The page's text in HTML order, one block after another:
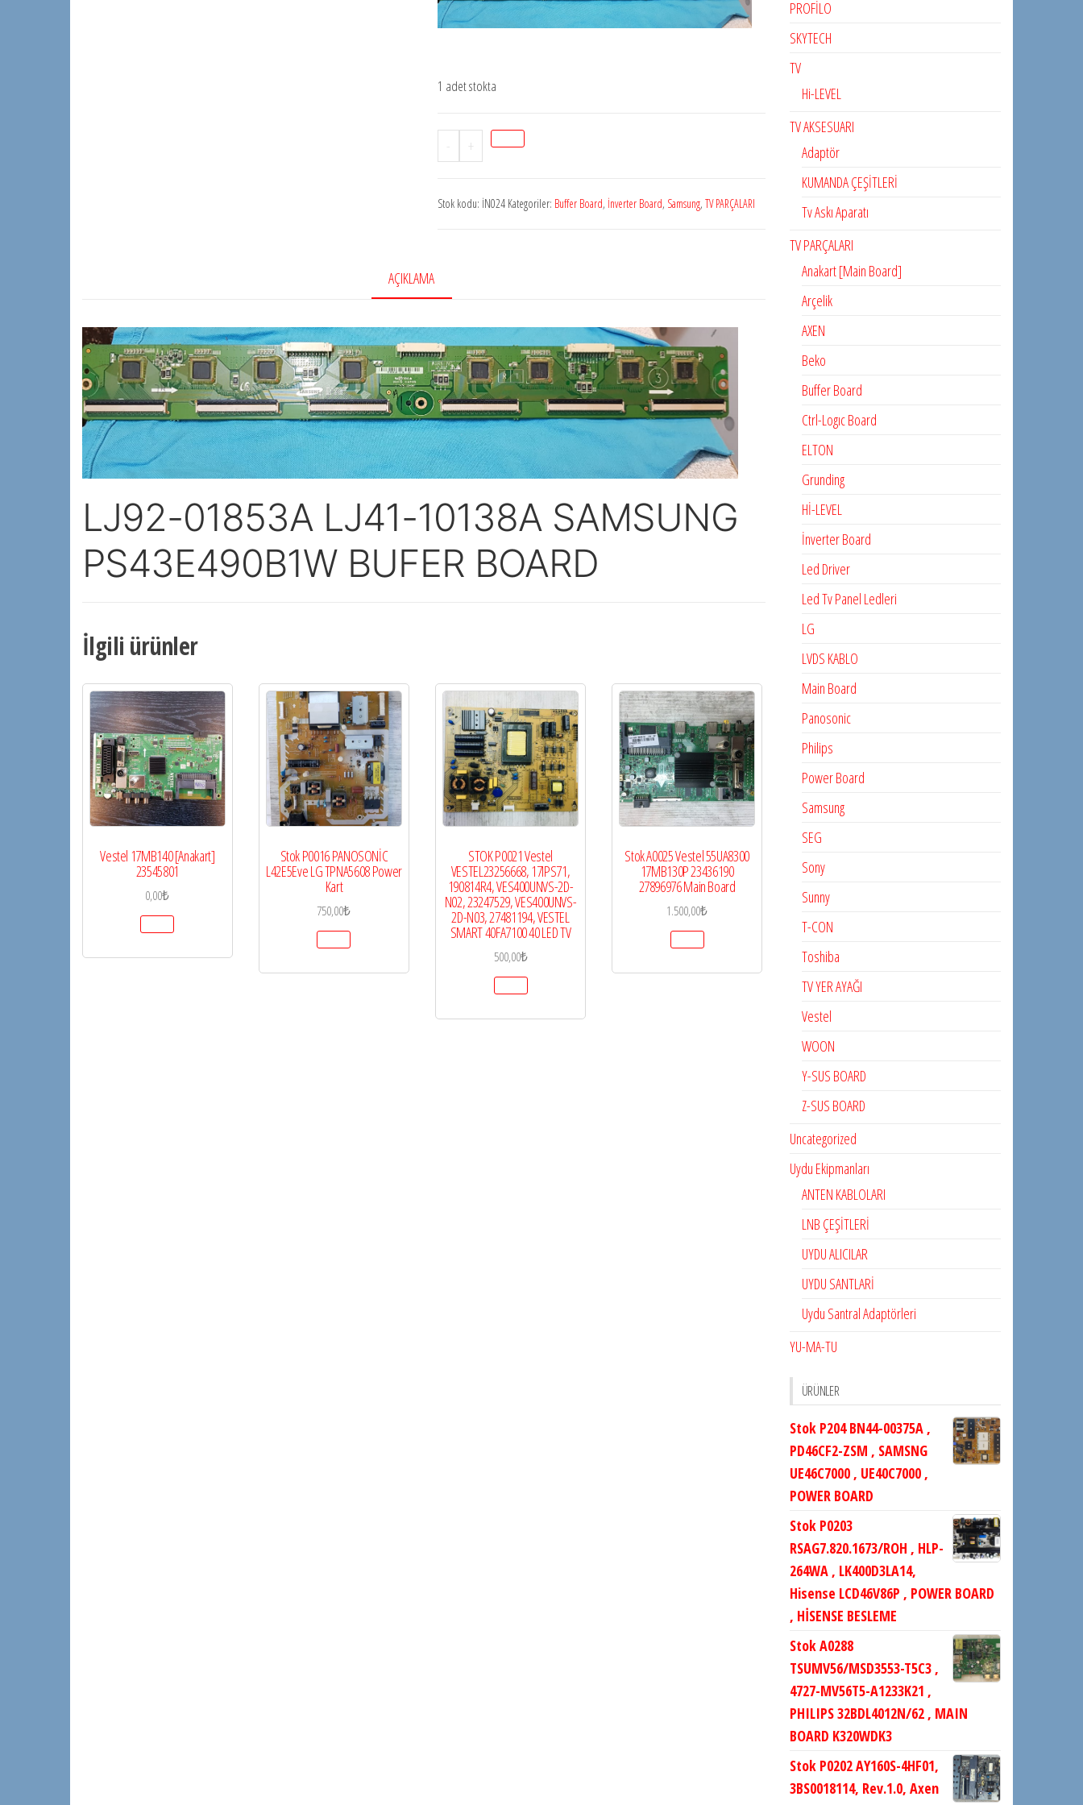
1 adet stokta
-
LJ92-
01853A
10138A
+
Stok kodu: İN024 Kategoriler: Buffer Board, İnverter Board, Samsung, TV PARÇALARI
AÇIKLAMA
LJ92-01853A LJ41-10138A SAMSUNG
PS43E490B1W BUFER BOARD
İlgili ürünler
Vestel 17MB140 [Anakart]
23545801
0,00₺
Stok P0016 PANOSONİC
L42E5Eve LG TPNA5608 Power
Kart
750,00₺
STOK P0021 Vestel
VESTEL23256668, 17IPS71,
190814R4, VES400UNVS-2D-
N02, 23247529, VES400UNVS-
2D-N03, 27481194, VESTEL
SMART 40FA7100 40 LED TV
500,00₺
Stok A0025 Vestel 55UA8300
17MB130P 23436190
27896976 Main Board
1.500,00₺
PROFİLO
SKYTECH
TV
Hi-LEVEL
TV AKSESUARI
Adaptör
KUMANDA ÇEŞİTLERİ
Tv Askı Aparatı
TV PARÇALARI
Anakart [Main Board]
Arçelik
AXEN
Beko
Buffer Board
Ctrl-Logıc Board
ELTON
Grunding
Hİ-LEVEL
İnverter Board
Led Driver
Led Tv Panel Ledleri
LG
LVDS KABLO
Main Board
Panosonic
Philips
Power Board
Samsung
SEG
Sony
Sunny
T-CON
Toshiba
TV YER AYAĞI
Vestel
WOON
Y-SUS BOARD
Z-SUS BOARD
Uncategorized
Uydu Ekipmanları
ANTEN KABLOLARI
LNB ÇEŞİTLERİ
UYDU ALICILAR
UYDU SANTLARİ
Uydu Santral Adaptörleri
YU-MA-TU
ÜRÜNLER
Stok P204 BN44-00375A ,
PD46CF2-ZSM , SAMSNG
UE46C7000 , UE40C7000 ,
POWER BOARD
Stok P0203
RSAG7.820.1673/ROH , HLP-
264WA , LK400D3LA14,
Hisense LCD46V86P , POWER BOARD
, HİSENSE BESLEME
Stok A0288
TSUMV56/MSD3553-T5C3 ,
4727-MV56T5-A1233K21 ,
PHILIPS 32BDL4012N/62 , MAIN
BOARD K320WDK3
Stok P0202 AY160S-4HF01,
3BS0018114, Rev.1.0, Axen